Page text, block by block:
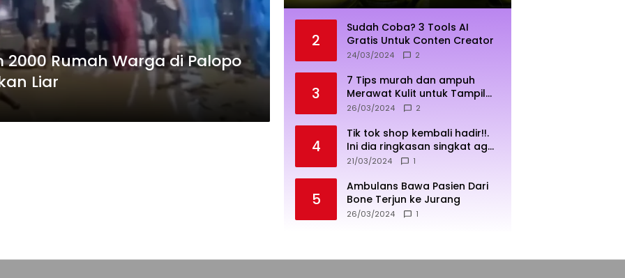
Rumah Warga di Palopo
Liar
2
Sudah Coba? 3 Tools AI
Gratis Untuk Conten Creator
24/03/2024 2
3
7 Tips murah dan ampuh
Merawat Kulit untuk Tampil
Sehat dan Cerah
26/03/2024 2
4
Tik tok shop kembali hadir!!.
Ini dia ringkasan singkat agar
penjualan lebih sukses
21/03/2024 1
5
Ambulans Bawa Pasien Dari
Bone Terjun ke Jurang
26/03/2024 1